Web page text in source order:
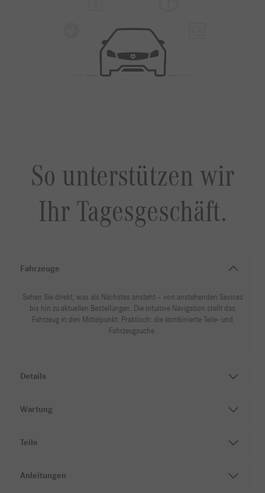
So unterstützen wir
Ihr Tagesgeschäft.
Fahrzeuge
Sehen Sie direkt, was als Nächstes ansteht – von anstehenden Sevices
bis hin zu aktuellen Bestellungen. Die intuitive Navigation stellt das
Fahrzeug in den Mittelpunkt. Praktisch: die kombinierte Teile- und
Fahrzeugsuche.
Details
Wartung
Teile
Anleitungen